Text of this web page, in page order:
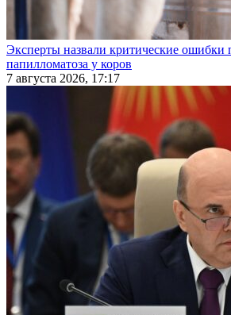
Эксперты назвали критические ошибки
папилломатоза у коров
7 августа 2026, 17:17